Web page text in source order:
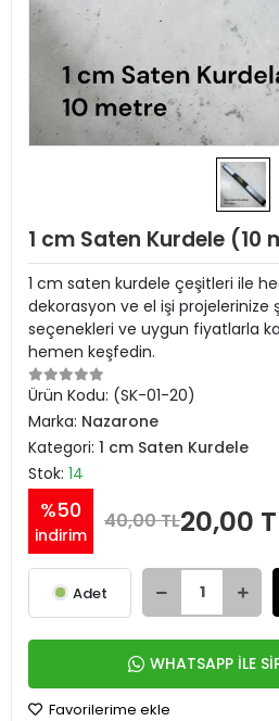
1 cm Saten Kurdele
1 cm saten kurdele çeşitleri ile
dekorasyon ve el işi projelerinize
seçenekleri ve uygun fiyatlarla
hemen keşfedin.
Ürün Kodu: (SK-01-20)
Marka: Nazarone
Kategori: 1 cm Saten Kurdele
Stok: 14
%50
indirim
40,00 TL20,00
Adet
WHATSAPP İLE
Favorilerime ekle